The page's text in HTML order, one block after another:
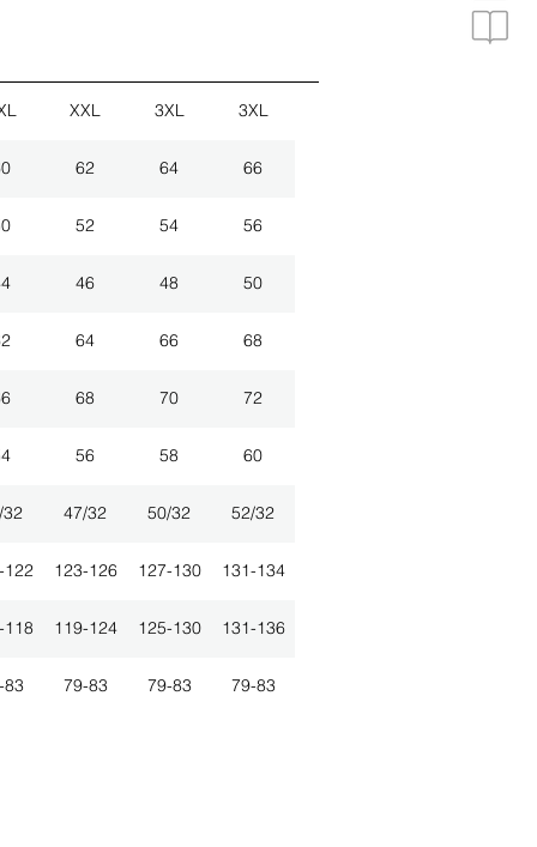
XXL 3XL 3XL
62 64 66
52 54 56
46 48 50
64 66 68
68 70 72
56 58 60
32 47/32 50/32 52/32
122 123-126 127-130 131-134
118 119-124 125-130 131-136
83 79-83 79-83 79-83